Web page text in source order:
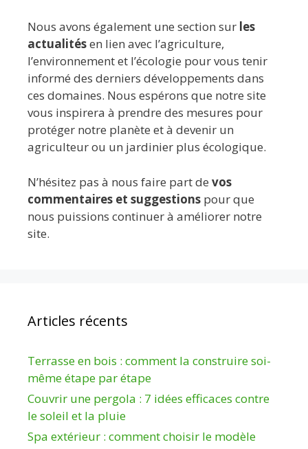
Nous avons également une section sur les
actualitésen lien avec l’agriculture,
l’environnement et l’écologie pour vous tenir
informé des derniers développements dans
ces domaines. Nous espérons que notre site
vous inspirera à prendre des mesures pour
protéger notre planète et à devenir un
agriculteur ou un jardinier plus écologique.
N’hésitez pas à nous faire part de vos
commentaires et suggestions pour que
nous puissions continuer à améliorer notre
site.
Articles récents
Terrasse en bois : comment la construire soi-
même étape par étape
Couvrir une pergola : 7 idées efficaces contre
le soleil et la pluie
Spa extérieur : comment choisir le modèle